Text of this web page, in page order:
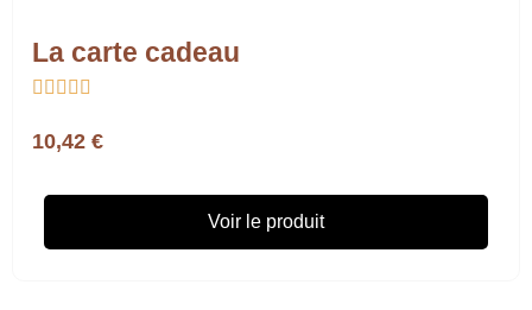
La carte cadeau
    
10,42 €
Voir le produit